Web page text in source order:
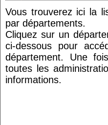
Vous trouverez ici la
par départements.
Cliquez sur un
ci-dessous pour
département. Une
toutes les
informations.